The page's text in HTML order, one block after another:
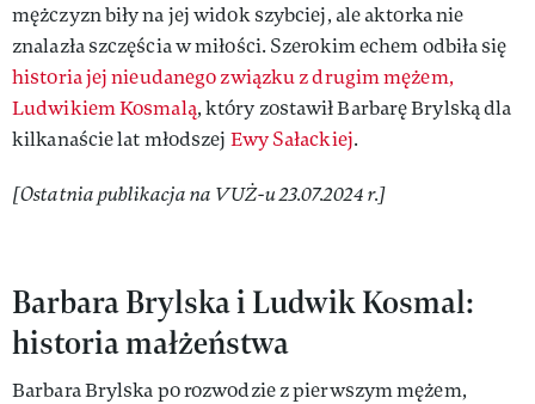
mężczyzn biły na jej widok szybciej, ale aktorka nie
znalazła szczęścia w miłości. Szerokim echem odbiła się
historia jej nieudanego związku z drugim mężem,
Ludwikiem Kosmalą, który zostawił Barbarę Brylską dla
kilkanaście lat młodszej Ewy Sałackiej.
[Ostatnia publikacja na VUŻ-u 23.07.2024 r.]
Barbara Brylska i Ludwik Kosmal:
historia małżeństwa
Barbara Brylska po rozwodzie z pierwszym mężem,